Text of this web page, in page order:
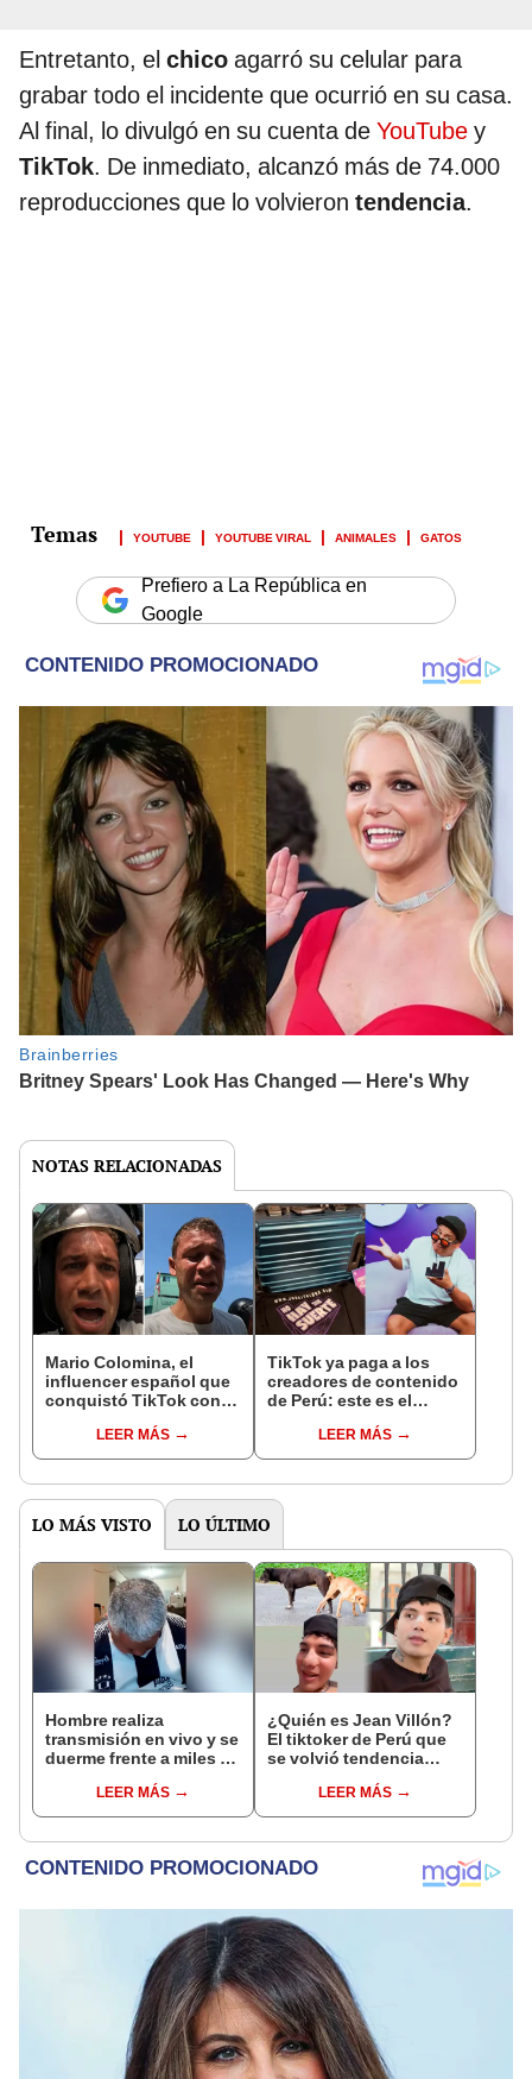
Entretanto, el chico agarró su celular para
grabar todo el incidente que ocurrió en su casa.
Al final, lo divulgó en su cuenta de YouTube y
TikTok. De inmediato, alcanzó más de 74.000
reproducciones que lo volvieron tendencia.
YOUTUBE YOUTUBE VIRAL ANIMALES GATOS
Prefiero a La República en
Google
NOTAS RELACIONADAS
Mario Colomina, el
influencer español que
conquistó TikTok con
"Mi amor nació por la
gastronomía"
LEER MÁS
TikTok ya paga a los
creadores de contenido
de Perú: este es el
llegar a cobrar por 1.000
vistas
LEER MÁS
LO MÁS VISTO LO ÚLTIMO
Hombre realiza
transmisión en vivo y se
duerme frente a miles de
LEER MÁS
¿Quién es Jean Villón?
El tiktoker de Perú que
se volvió tendencia
vida real de sus
seguidores
LEER MÁS